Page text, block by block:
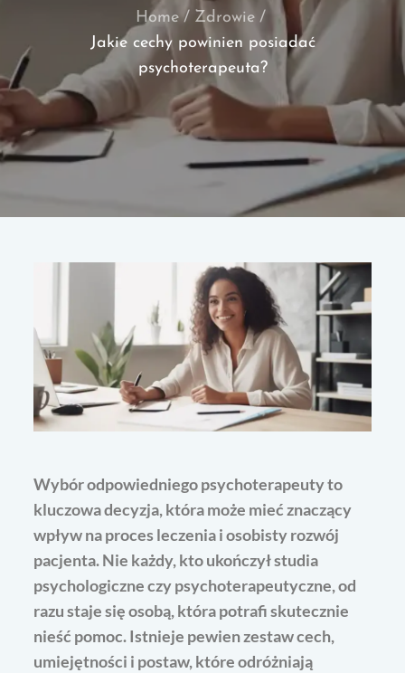
Home
Zdrowie
Jakie cechy powinien posiadać
psychoterapeuta?
Wybór odpowiedniego psychoterapeuty to
kluczowa decyzja, która może mieć znaczący
wpływ na proces leczenia i osobisty rozwój
pacjenta. Nie każdy, kto ukończył studia
psychologiczne czy psychoterapeutyczne, od
razu staje się osobą, która potrafi skutecznie
nieść pomoc. Istnieje pewien zestaw cech,
umiejętności i postaw, które odróżniają